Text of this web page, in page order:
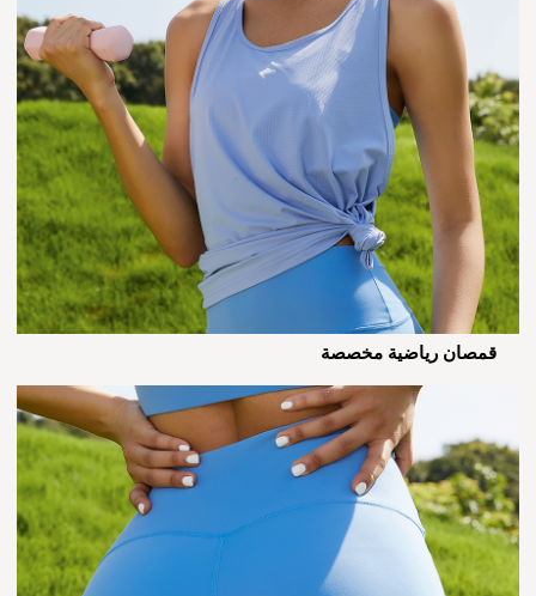
قمصان رياضية مخصصة